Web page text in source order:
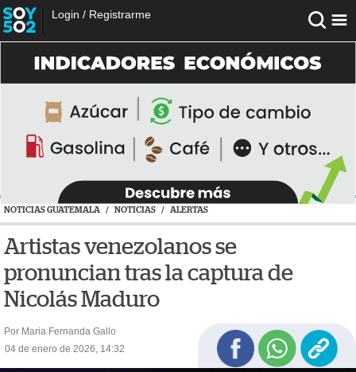
Login / Registrarme
NOTICIAS GUATEMALA / NOTICIAS / ALERTAS
Artistas venezolanos se
pronuncian tras la captura de
Nicolás Maduro
Por Maria Fernanda Gallo
04 de enero de 2026, 14:32